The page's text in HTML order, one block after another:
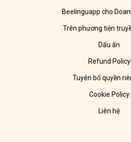
Beelinguapp cho
Trên phương tiện
Dấu ấn
Refund Policy
Tuyên bố quyền
Cookie Policy
Liên hệ